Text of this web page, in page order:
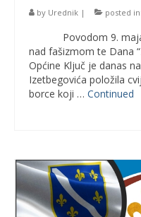
by Urednik | posted in:
Povodom 9. maja
nad fašizmom te Dana
Općine Ključ je danas
Izetbegovića položila
borce koji … Continued